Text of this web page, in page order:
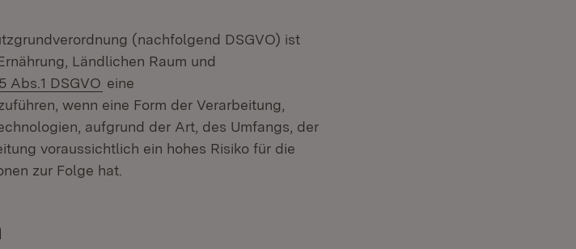
(nachfolgend DSGVO) ist
Ländlichen Raum und
Abs.1 DSGVO (Öffnet in neuem Fenster)
eine
wenn eine Form der Verarbeitung,
aufgrund der Art, des Umfangs, der
voraussichtlich ein hohes Risiko für die
zur Folge hat.